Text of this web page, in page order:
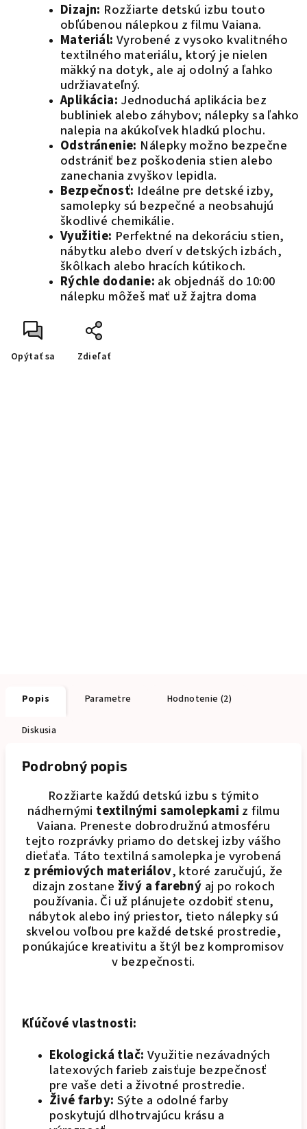
Dizajn: Rozžiarte detskú izbu touto
obľúbenou nálepkou z filmu Vaiana.
Materiál: Vyrobené z vysoko kvalitného
textilného materiálu, ktorý je nielen
mäkký na dotyk, ale aj odolný a ľahko
udržiavateľný.
Aplikácia: Jednoduchá aplikácia bez
bubliniek alebo záhybov; nálepky sa ľahko
nalepia na akúkoľvek hladkú plochu.
Odstránenie: Nálepky možno bezpečne
odstrániť bez poškodenia stien alebo
zanechania zvyškov lepidla.
Bezpečnosť: Ideálne pre detské izby,
samolepky sú bezpečné a neobsahujú
škodlivé chemikálie.
Využitie: Perfektné na dekoráciu stien,
nábytku alebo dverí v detských izbách,
škôlkach alebo hracích kútikoch.
Rýchle dodanie: ak objednáš do 10:00
nálepku môžeš mať už žajtra doma
Opýtať sa Zdieľať
Popis Parametre Hodnotenie (2)
Diskusia
Podrobný popis
Rozžiarte každú detskú izbu s týmito
nádhernými textilnými samolepkami z filmu
Vaiana. Preneste dobrodružnú atmosféru
tejto rozprávky priamo do detskej izby vášho
dieťaťa. Táto textilná samolepka je vyrobená
z prémiových materiálov, ktoré zaručujú, že
dizajn zostane živý a farebný aj po rokoch
používania. Či už plánujete ozdobiť stenu,
nábytok alebo iný priestor, tieto nálepky sú
skvelou voľbou pre každé detské prostredie,
ponúkajúce kreativitu a štýl bez kompromisov
v bezpečnosti.
Kľúčové vlastnosti:
Ekologická tlač: Využitie nezávadných
latexových farieb zaisťuje bezpečnosť
pre vaše deti a životné prostredie.
Živé farby: Sýte a odolné farby
poskytujú dlhotrvajúcu krásu a